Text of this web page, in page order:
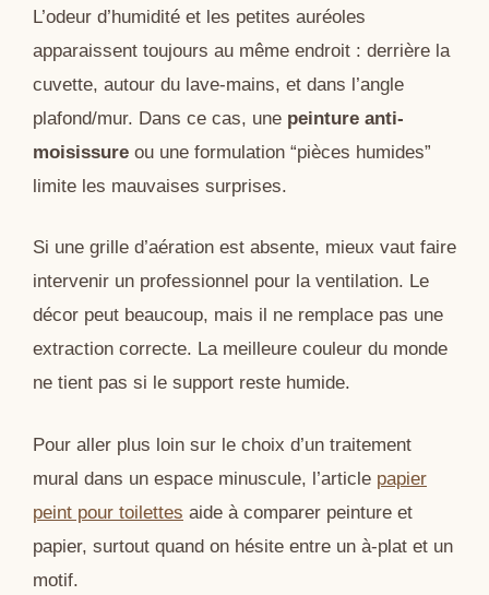
L’odeur d’humidité et les petites auréoles
apparaissent toujours au même endroit : derrière la
cuvette, autour du lave-mains, et dans l’angle
plafond/mur. Dans ce cas, une peinture anti-
moisissure ou une formulation “pièces humides”
limite les mauvaises surprises.
Si une grille d’aération est absente, mieux vaut faire
intervenir un professionnel pour la ventilation. Le
décor peut beaucoup, mais il ne remplace pas une
extraction correcte. La meilleure couleur du monde
ne tient pas si le support reste humide.
Pour aller plus loin sur le choix d’un traitement
mural dans un espace minuscule, l’article papier
peint pour toilettes aide à comparer peinture et
papier, surtout quand on hésite entre un à-plat et un
motif.